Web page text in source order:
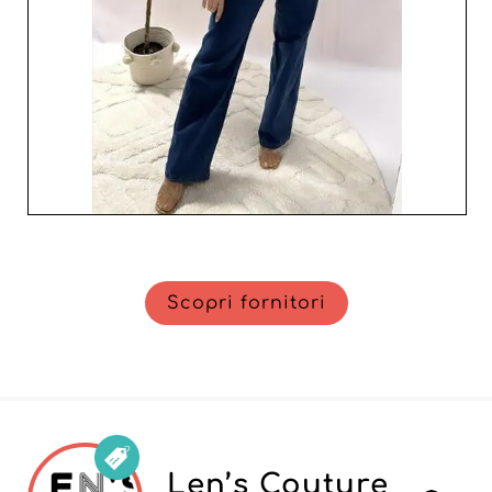
esemplare possono far crescere il vostro business verso
nuovi traguardi.
Scopri fornitori
Len’s Couture